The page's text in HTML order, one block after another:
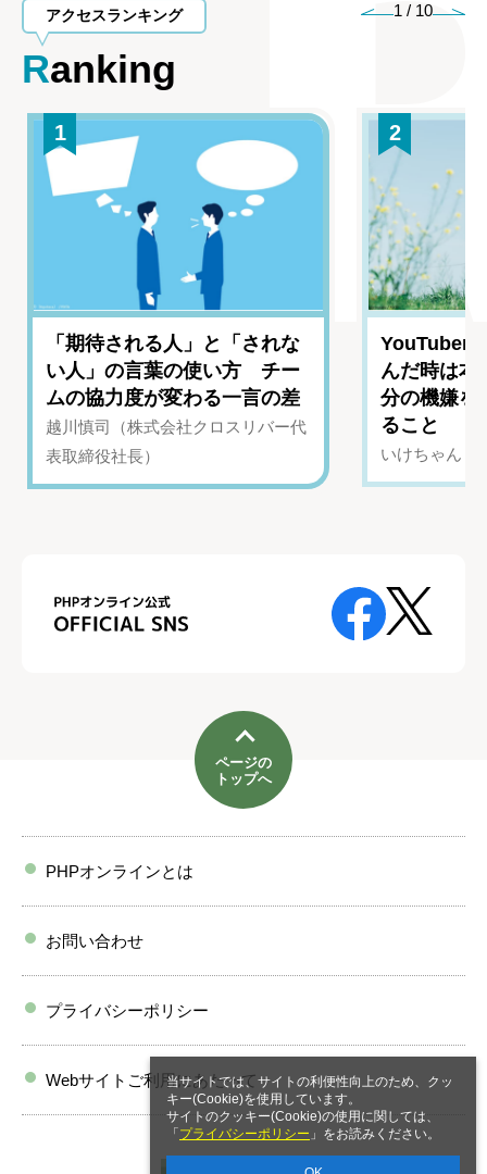
当サイトでは、サイトの利便性向上のため、クッ
キー(Cookie)を使用しています。
サイトのクッキー(Cookie)の使用に関しては、
「 プライバシーポリシー 」をお読みください。
アクセスランキング
Ranking
1 / 10
1
「期待される人」と「されな
い人」の言葉の使い方 チー
ムの協力度が変わる一言の差
越川慎司（株式会社クロスリバー代
表取締役社長）
2
YouTuber
んだ時は
分の機嫌を
ること
いけちゃん（
ページの
トップへ
PHPオンラインとは
お問い合わせ
プライバシーポリシー
Webサイトご利用にあたって